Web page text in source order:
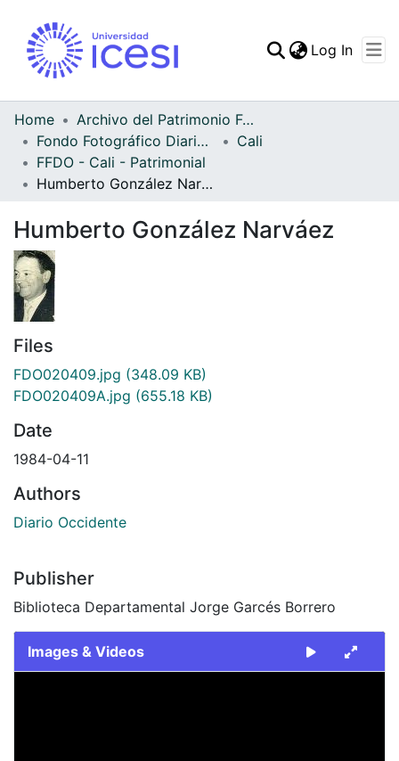
Statistics
Log In
Home
Archivo del Patrimonio Fotográfico y Fílmico del Valle del Cauca
Fondo Fotográfico Diario Occidente
Cali
FFDO - Cali - Patrimonial
Humberto González Narváez
Humberto González Narváez
Files
FDO020409.jpg (348.09 KB)
FDO020409A.jpg (655.18 KB)
Date
1984-04-11
Authors
Diario Occidente
Publisher
Biblioteca Departamental Jorge Garcés Borrero
Images & Videos